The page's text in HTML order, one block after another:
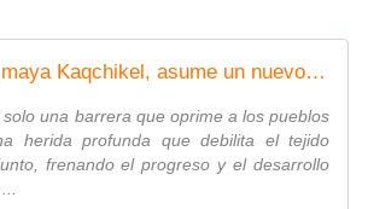
Victoria Tubin, maya Kaqchikel, asume un nuevo desafío en la CODISRA
una barrera que oprime a los pueblos
herida profunda que debilita el tejido
frenando el progreso y el desarrollo